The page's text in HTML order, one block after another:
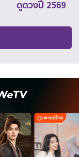
ดูดวงปี 2569